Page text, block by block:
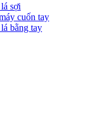
sợi
cuốn tay
bằng tay